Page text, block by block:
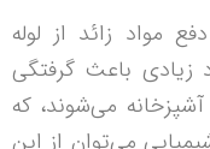
مواد زائد از لوله
زیادی باعث گرفتگی
می‌شوند، که
می‌توان از این